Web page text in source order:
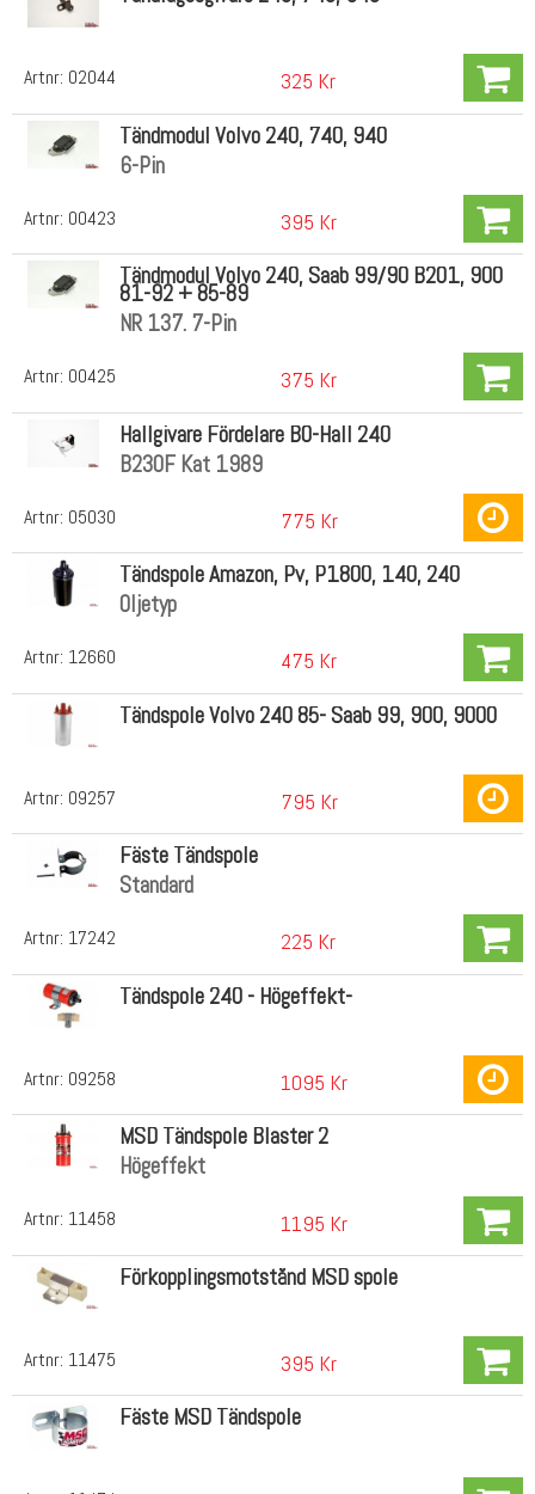
Artnr: 02044 325 Kr
Artnr: 00423
Tändmodul Volvo 240, 740, 940
6-Pin
395 Kr
Artnr: 00425
Tändmodul Volvo 240, Saab 99/90 B201, 900
81-92 + 85-89
NR 137. 7-Pin
375 Kr
Artnr: 05030
Hallgivare Fördelare BO-Hall 240
B230F Kat 1989
775 Kr
Artnr: 12660
Tändspole Amazon, Pv, P1800, 140, 240
Oljetyp
475 Kr
Artnr: 09257
Tändspole Volvo 240 85- Saab 99, 900, 9000
795 Kr
Artnr: 17242
Fäste Tändspole
Standard
225 Kr
Artnr: 09258
Tändspole 240 - Högeffekt-
1095 Kr
Artnr: 11458
MSD Tändspole Blaster 2
Högeffekt
1195 Kr
Artnr: 11475
Förkopplingsmotstånd MSD spole
395 Kr
Fäste MSD Tändspole